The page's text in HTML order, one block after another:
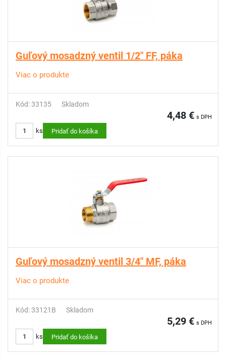
Guľový mosadzný ventil 1/2" FF, páka
Viac o produkte
Kód: 33135 Skladom
4,48 € s DPH
ks Pridať do košíka
Guľový mosadzný ventil 3/4" MF, páka
Viac o produkte
Kód: 33121B Skladom
5,29 € s DPH
ks Pridať do košíka